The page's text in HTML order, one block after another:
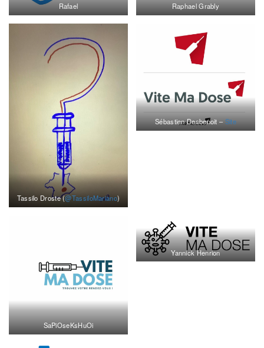
Rafael Raphael Grably
Tassilo Droste (@TassiloMariano)
Sébastien Desbenoit –Site
SaPiOseKsHuOi
Yannick Henrion